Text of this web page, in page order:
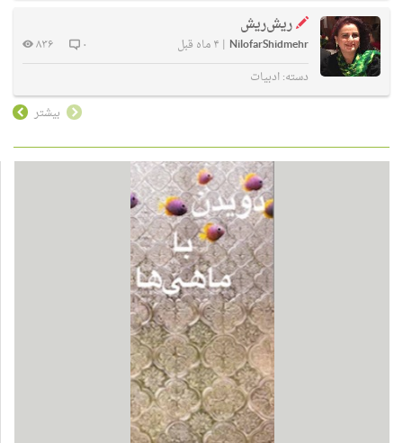
ریش‌ریش
NilofarShidmehr
| ۴ ماه قبل ۰
۸۳۶
دسته:ادبیات
بیشتر